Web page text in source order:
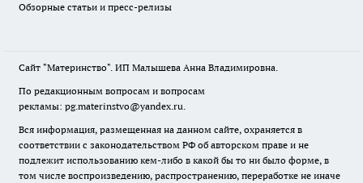
Обзорные статьи и пресс-релизы
Сайт "Материнство". ИП Малышева Анна Владимировна.
По редакционным вопросам и вопросам
рекламы: pg.materinstvo@yandex.ru.
Вся информация, размещенная на данном сайте, охраняется в
соответствии с законодательством РФ об авторском праве и не
подлежит использованию кем-либо в какой бы то ни было форме, в
том числе воспроизведению, распространению, переработке не иначе